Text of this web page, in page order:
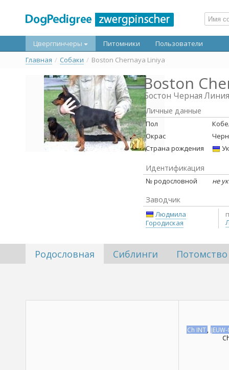
Цвергпинчеры Питомники
Пользователи
Главная / Собаки / Boston Chernaya Liniya
Boston
Бостон Черная Линия
Личные данные
Пол
Окрас
Страна рождения
Идентификация
№ родословной не
Заводчик
Людмила
Городиская
Родословная Сиблинги Потомство
Ch INT